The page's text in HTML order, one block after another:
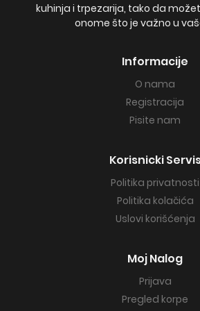
kuhinja i trpezarija, tako da
onome što je važno u
Informacije
O nama
Registracija
Pisite nam
Korisnicki
Politika privatnosti
Politika kolačića
Uslovi korišćenja
Moj Nalog
Prijava
Pregled korpe